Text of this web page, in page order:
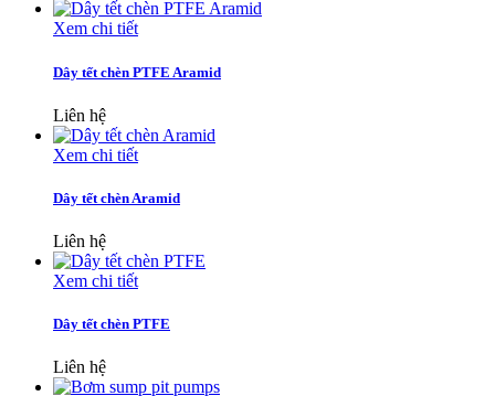
Xem chi tiết
Dây tết chèn PTFE Aramid
Liên hệ
Xem chi tiết
Dây tết chèn Aramid
Liên hệ
Xem chi tiết
Dây tết chèn PTFE
Liên hệ